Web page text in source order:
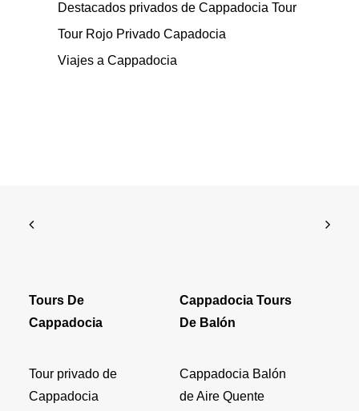
Destacados privados de Cappadocia Tour
Tour Rojo Privado Capadocia
Viajes a Cappadocia
Tours De
Cappadocia
Tour privado de
Cappadocia
Cappadocia Tours
De Balón
Cappadocia Balón
de Aire Quente